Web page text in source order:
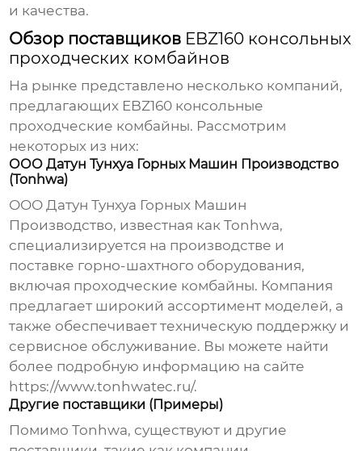
и качества.
Обзор поставщиков EBZ160 консольных
проходческих комбайнов
На рынке представлено несколько компаний,
предлагающих EBZ160 консольные
проходческие комбайны. Рассмотрим
некоторых из них:
ООО Датун Тунхуа Горных Машин Производство
(Tonhwa)
ООО Датун Тунхуа Горных Машин
Производство, известная как Tonhwa,
специализируется на производстве и
поставке горно-шахтного оборудования,
включая проходческие комбайны. Компания
предлагает широкий ассортимент моделей, а
также обеспечивает техническую поддержку и
сервисное обслуживание. Вы можете найти
более подробную информацию на сайте
https://www.tonhwatec.ru/.
Другие поставщики (Примеры)
Помимо Tonhwa, существуют и другие